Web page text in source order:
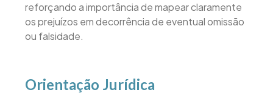
reforçando a importância de mapear claramente
os prejuízos em decorrência de eventual omissão
ou falsidade.
Orientação Jurídica